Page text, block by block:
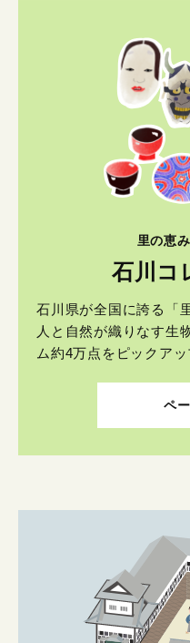
里の恵
石川コ
石川県が全国に誇る「
人と自然が織りなす生
ム約4万点をピックアッ
ペ